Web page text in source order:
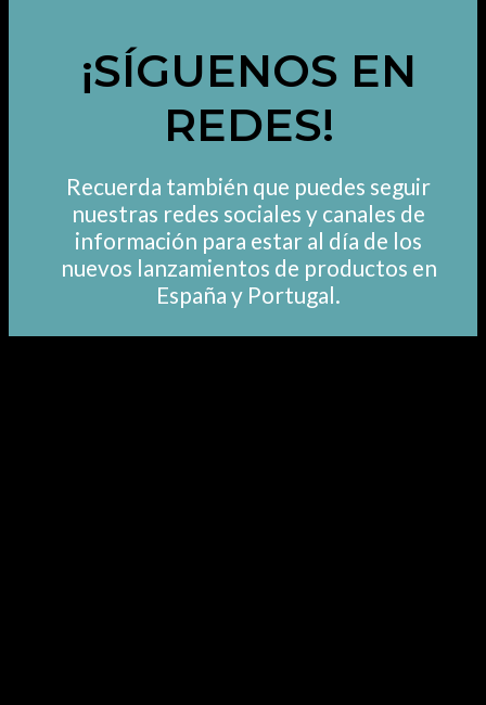
¡SÍGUENOS EN
REDES!
Recuerda también que puedes seguir
nuestras redes sociales y canales de
información para estar al día de los
nuevos lanzamientos de productos en
España y Portugal.